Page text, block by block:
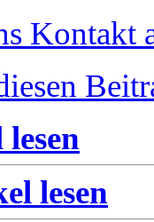
Kontakt
lesen